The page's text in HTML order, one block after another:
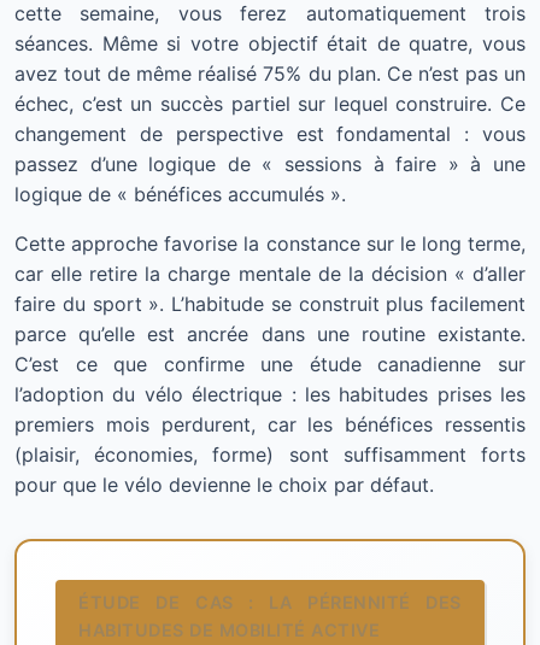
cette semaine, vous ferez automatiquement trois
séances. Même si votre objectif était de quatre, vous
avez tout de même réalisé 75% du plan. Ce n’est pas un
échec, c’est un succès partiel sur lequel construire. Ce
changement de perspective est fondamental : vous
passez d’une logique de « sessions à faire » à une
logique de « bénéfices accumulés ».
Cette approche favorise la constance sur le long terme,
car elle retire la charge mentale de la décision « d’aller
faire du sport ». L’habitude se construit plus facilement
parce qu’elle est ancrée dans une routine existante.
C’est ce que confirme une étude canadienne sur
l’adoption du vélo électrique : les habitudes prises les
premiers mois perdurent, car les bénéfices ressentis
(plaisir, économies, forme) sont suffisamment forts
pour que le vélo devienne le choix par défaut.
ÉTUDE DE CAS : LA PÉRENNITÉ DES
HABITUDES DE MOBILITÉ ACTIVE